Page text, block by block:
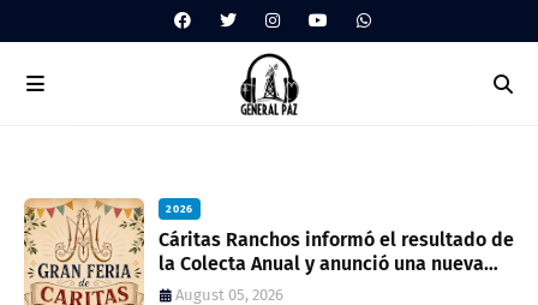
2026
Cáritas Ranchos informó el resultado de
la Colecta Anual y anunció una nueva
feria solidaria
August 05, 2026